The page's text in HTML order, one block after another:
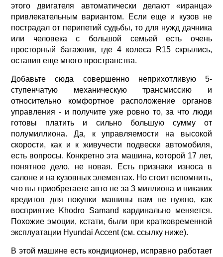
этого двигателя автоматически делают «иранца»
привлекательным вариантом. Если еще и кузов не
пострадал от перипетий судьбы, то для нужд дачника
или человека с большой семьей есть очень
просторный багажник, где 4 колеса R15 скрылись,
оставив еще много пространства.
Добавьте сюда совершенно неприхотливую 5-
ступенчатую механическую трансмиссию и
относительно комфортное расположение органов
управления - и получите уже ровно то, за что люди
готовы платить и сильно большую сумму от
полумиллиона. Да, к управляемости на высокой
скорости, как и к живучести подвески автомобиля,
есть вопросы. Конкретно эта машина, которой 17 лет,
понятное дело, не новая. Есть признаки износа в
салоне и на кузовных элементах. Но стоит вспомнить,
что вы приобретаете авто не за 3 миллиона и никаких
кредитов для покупки машины вам не нужно, как
восприятие Khodro Samand кардинально меняется.
Похожие эмоции, кстати, были при кратковременной
эксплуатации Hyundai Accent (см. ссылку ниже).
В этой машине есть кондиционер, исправно работает